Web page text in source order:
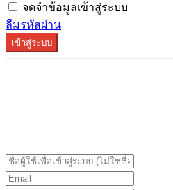
จดจำข้อมูลเข้าสู่ระบบ
ลืมรหัสผ่าน
เข้าสู่ระบบ